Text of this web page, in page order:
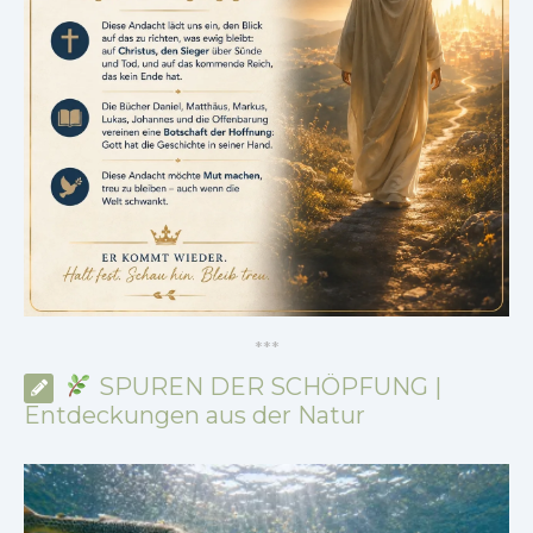
***
SPUREN DER SCHÖPFUNG |
Entdeckungen aus der Natur